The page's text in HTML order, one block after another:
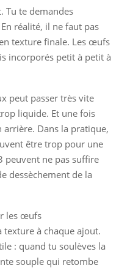
Tu te demandes
réalité, il ne faut pas
texture finale. Les œufs
incorporés petit à petit à
peut passer très vite
liquide. Et une fois
Dans la pratique,
être trop pour une
peuvent ne pas suffire
dessèchement de la
les œufs
à chaque ajout.
: quand tu soulèves la
souple qui retombe